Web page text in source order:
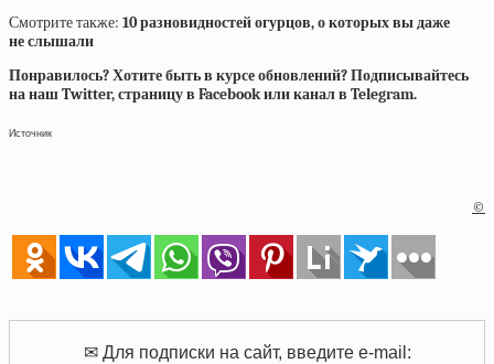
Смотрите также: 10 разновидностей огурцов, о которых вы даже
не слышали
Понравилось? Хотите быть в курсе обновлений? Подписывайтесь
на наш Twitter, страницу в Facebook или канал в Telegram.
Источник
©
✉ Для подписки на сайт, введите e-mail: